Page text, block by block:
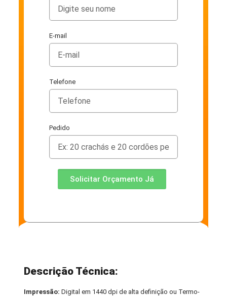
E-mail
Telefone
Pedido
Solicitar Orçamento Já
Descrição Técnica:
Impressão: Digital em 1440 dpi de alta definição ou Termo-